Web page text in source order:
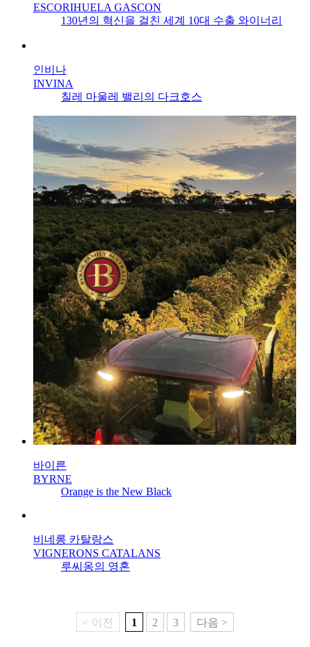
ESCORIHUELA GASCON
130년의 혁신을 걸친 세계 10대 수출 와이너리
인비나
INVINA
칠레 마울레 밸리의 다크호스
바이른
BYRNE
Orange is the New Black
비네롱 카탈랑스
VIGNERONS CATALANS
루씨옹의 영혼
< 이전 1 2 3 다음 >